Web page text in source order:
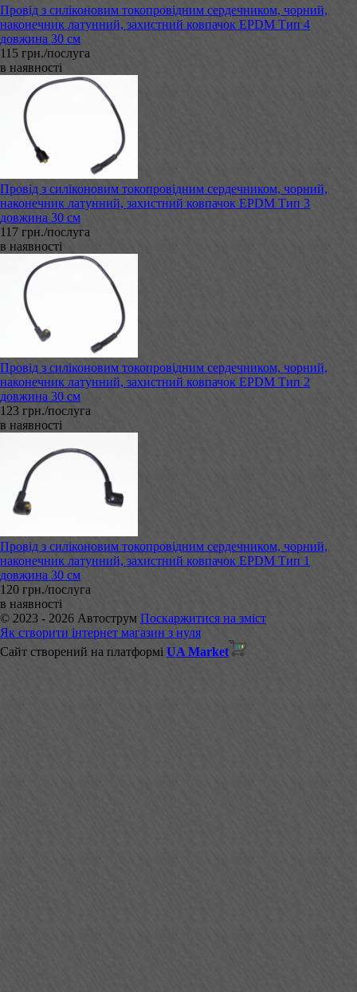
Провід з силіконовим токопровідним сердечником, чорний,
наконечник латунний, захистний ковпачок EPDM Тип 4
довжина 30 см
115 грн./послуга
в наявності
Провід з силіконовим токопровідним сердечником, чорний,
наконечник латунний, захистний ковпачок EPDM Тип 3
довжина 30 см
117 грн./послуга
в наявності
Провід з силіконовим токопровідним сердечником, чорний,
наконечник латунний, захистний ковпачок EPDM Тип 2
довжина 30 см
123 грн./послуга
в наявності
Провід з силіконовим токопровідним сердечником, чорний,
наконечник латунний, захистний ковпачок EPDM Тип 1
довжина 30 см
120 грн./послуга
в наявності
© 2023 - 2026 Автострум Поскаржитися на зміст
Як створити інтернет магазин з нуля
Сайт створений на платформі UA Market